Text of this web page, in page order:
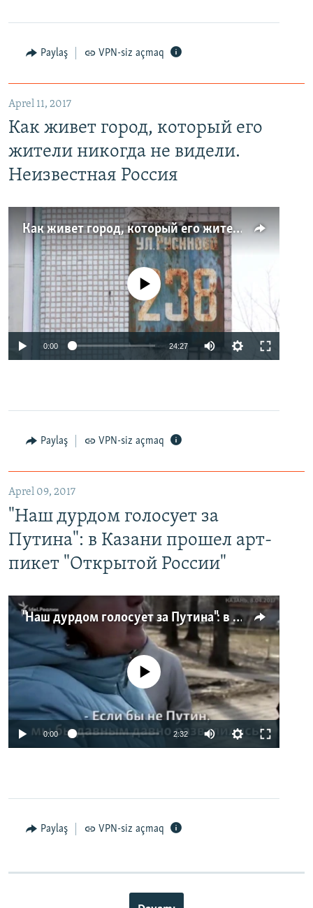
Paylaş VPN-siz açmaq
Aprel 11, 2017
Как живет город, который его
жители никогда не видели.
Неизвестная Россия
Как живет город, который его жители никогда не видели. Неизвестная Россия
No media source currently available
0:00 24:27
Paylaş VPN-siz açmaq
Aprel 09, 2017
"Наш дурдом голосует за
Путина": в Казани прошел арт-
пикет "Открытой России"
"Наш дурдом голосует за Путина": в Казани прошел арт-пикет "Открытой России"
No media source currently available
0:00 2:32
Paylaş VPN-siz açmaq